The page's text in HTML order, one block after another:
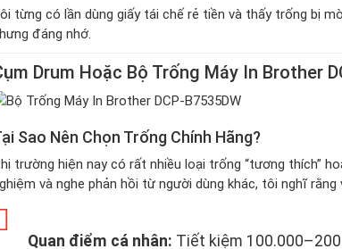
từng có lần dùng giấy tái chế rẻ tiền và thấy trống bị
đáng nhớ.
Drum Hoặc Bộ Trống Máy In Brother
Sao Nên Chọn Trống Chính Hãng?
trường hiện nay có rất nhiều loại trống “tương thích”
và nghe phản hồi từ người dùng khác, tôi nghĩ
Quan điểm cá nhân: Tiết kiệm